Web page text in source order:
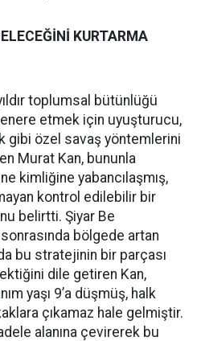
KURTARMA
toplumsal bütünlüğü
etmek için uyuşturucu,
gibi özel savaş yöntemlerini
Murat Kan, bununla
kimliğine yabancılaşmış,
kontrol edilebilir bir
belirtti. Şiyar Be
bölgede artan
bu stratejinin bir parçası
dile getiren Kan,
yaşı 9’a düşmüş, halk
çıkamaz hale gelmiştir.
alanına çevirerek bu